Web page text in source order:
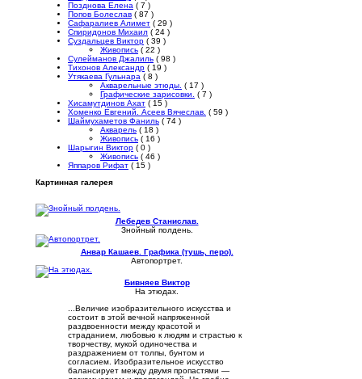
Позднова Елена ( 7 )
Попов Болеслав ( 87 )
Сафаралиев Алимет ( 29 )
Спиридонов Михаил ( 24 )
Суздальцев Виктор ( 39 )
Живопись ( 22 )
Сулейманов Джалиль ( 98 )
Тихонов Александр ( 19 )
Утякаева Гульнара ( 8 )
Акварельные этюды. ( 17 )
Графические зарисовки. ( 7 )
Хисамутдинов Ахат ( 15 )
Хоменко Евгений. Асеев Вячеслав. ( 59 )
Шаймухаметов Фаниль ( 74 )
Акварель ( 18 )
Живопись ( 16 )
Шарыгин Виктор ( 0 )
Живопись ( 46 )
Яппаров Рифат ( 15 )
Картинная галерея
Лебедев Станислав.
Знойный полдень.
Анвар Кашаев. Графика (тушь, перо).
Автопортрет.
Бивняев Виктор
На этюдах.
...Величие изобразительного искусства и
состоит в этой вечной напряженной
раздвоенности между красотой и
страданием, любовью к людям и страстью к
творчеству, мукой одиночества и
раздражением от толпы, бунтом и
согласием. Изобразительное искусство
балансирует между двумя пропастями —